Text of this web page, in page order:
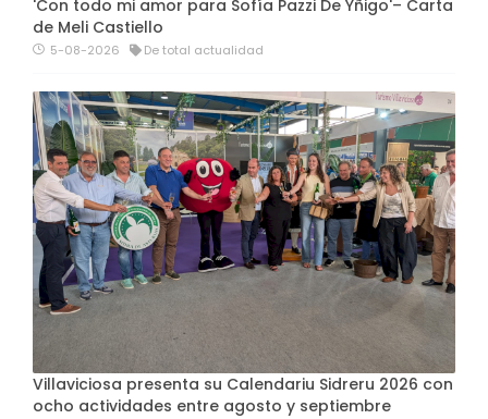
'Con todo mi amor para Sofía Pazzi De Yñigo'– Carta
de Meli Castiello
5-08-2026 De total actualidad
Villaviciosa presenta su Calendariu Sidreru 2026 con
ocho actividades entre agosto y septiembre